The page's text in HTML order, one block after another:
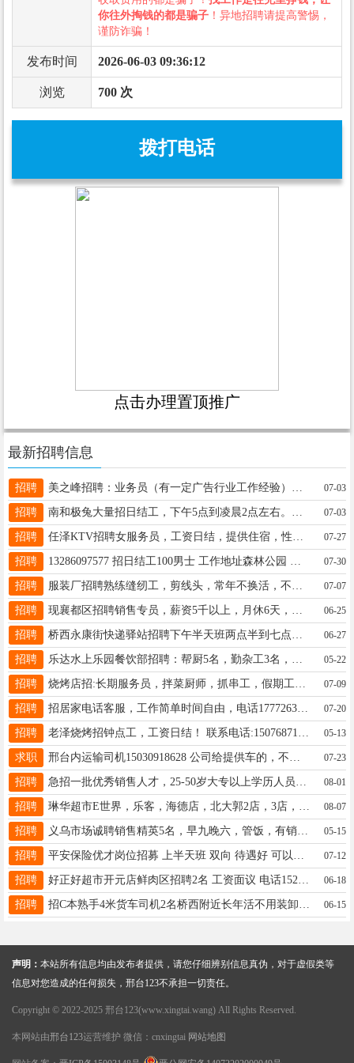
你往外掏钱的都是骗子 ！异地招聘请提高警惕，
谨防诈骗！
发布时间 2026-06-03 09:36:12
浏览 700 次
拨打电话
点击办理置顶推广
最新招聘信息
招聘 07-03
招聘 07-03
招聘 07-27
招聘 07-30
招聘 07-07
招聘 06-25
招聘 06-27
招聘 05-22
招聘 07-09
招聘 招居家电话客服，工作简单时间自由，电话17772633933 07-20
招聘 05-13
求职 07-23
招聘 08-01
招聘 08-07
招聘 05-15
招聘 07-12
招聘 06-18
招聘 06-15
声明： 本站所有信息均由发布者提供，请您仔细辨别信息真伪，对于虚假类等
信息对您造成的任何损失，邢台123不承担一切责任。
Copyright © 2022-2025 邢台123(www.xingtai.wang) All Rights Reserved.
本网站由邢台123运营维护 微信：cnxingtai 网站地图